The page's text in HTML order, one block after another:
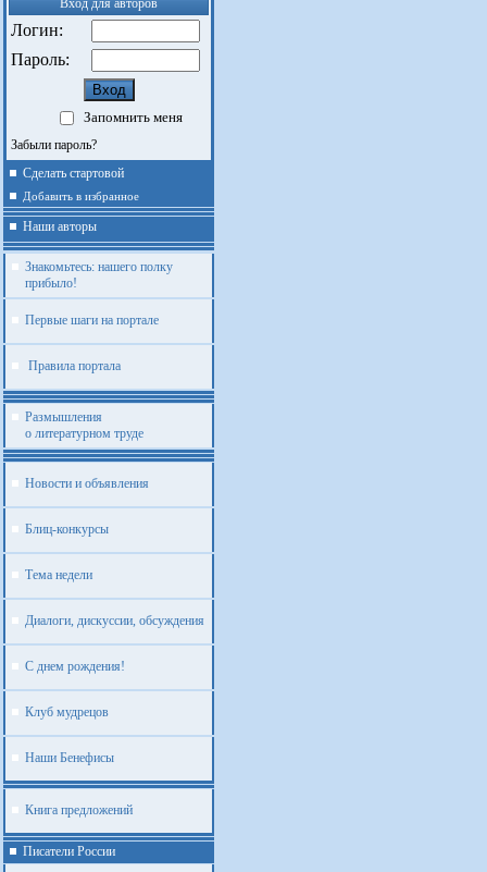
Вход для авторов
Логин:
Пароль:
Запомнить меня
Забыли пароль?
Сделать стартовой
Добавить в избранное
Наши авторы
Знакомьтесь: нашего полку
прибыло!
Первые шаги на портале
Правила портала
Размышления
о литературном труде
Новости и объявления
Блиц-конкурсы
Тема недели
Диалоги, дискуссии, обсуждения
С днем рождения!
Клуб мудрецов
Наши Бенефисы
Книга предложений
Писатели России